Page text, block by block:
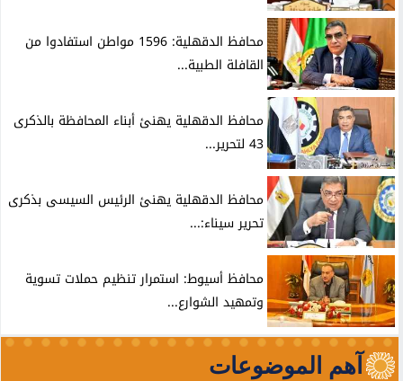
محافظ الدقهلية: 1596 مواطن استفادوا من
القافلة الطبية...
محافظ الدقهلية يهنئ أبناء المحافظة بالذكرى
43 لتحرير...
محافظ الدقهلية يهنئ الرئيس السيسى بذكرى
تحرير سيناء:...
محافظ أسيوط: استمرار تنظيم حملات تسوية
وتمهيد الشوارع...
آهم الموضوعات